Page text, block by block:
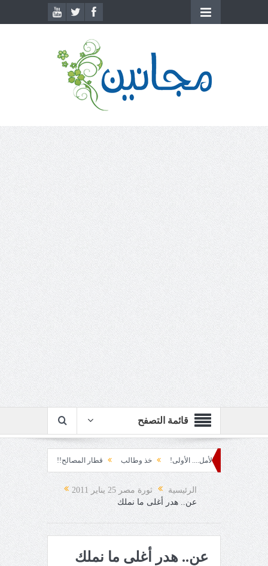
قائمة التصفح
خيبة الأمل.... الأولى! خذ وطالب قطار المصالح!! ابتسامة الطوارئ!
الرئيسية
ثورة مصر 25 يناير 2011
عن.. هدر أغلى ما نملك
عن.. هدر أغلى ما نملك